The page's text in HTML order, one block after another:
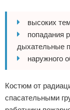
высоких
попадания
дыхательные
наружного
Костюм от
спасательными